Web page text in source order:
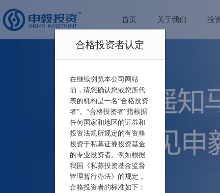
合格投资者认定
在继续浏览本公司网站
前，请您确认您或您所代
表的机构是一名“合格投资
者”。“合格投资者”指根据
任何国家和地区的证券和
投资法规所规定的有资格
投资于私募证券投资基金
的专业投资者。例如根据
我国《私募投资基金监督
管理暂行办法》的规定，
合格投资者的标准如下：
首页 关于我们 投